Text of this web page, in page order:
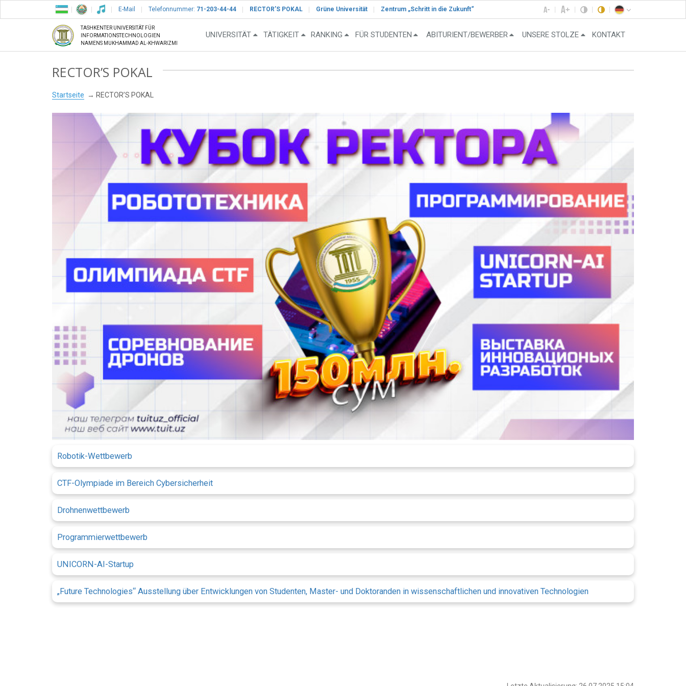
E-Mail Telefonnummer: 71-203-44-44 RECTOR’S POKAL Grüne Universität Zentrum „Schritt in die Zukunft“
TASHKENTER UNIVERSITÄT FÜR
INFORMATIONSTECHNOLOGIEN
NAMENS MUKHAMMAD AL-KHWARIZMI
UNIVERSITÄT TÄTIGKEIT RANKING FÜR STUDENTEN ABITURIENT/BEWERBER UNSERE STOLZE KONTAKT
RECTOR’S POKAL
Startseite RECTOR’S POKAL
Robotik-Wettbewerb
CTF-Olympiade im Bereich Cybersicherheit
Drohnenwettbewerb
Programmierwettbewerb
UNICORN-AI-Startup
„Future Technologies“ Ausstellung über Entwicklungen von Studenten, Master- und Doktoranden in wissenschaftlichen und innovativen Technologien